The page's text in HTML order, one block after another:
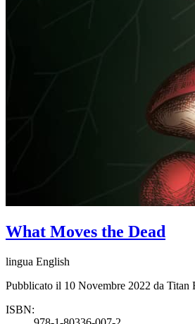
What Moves the Dead
lingua English
Pubblicato il 10 Novembre 2022 da Titan
ISBN: